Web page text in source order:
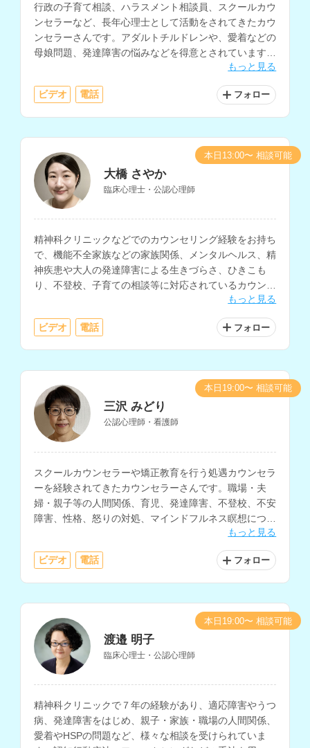
行政の子育て相談、ハラスメント相談員、スクールカウ
ンセラーなど、長年心理士として活動をされてきたカウ
ンセラーさんです。アダルトチルドレンや、愛着などの
母娘問題、発達障害の悩みなどを得意とされています。
講師経験もお持ちで心理学についての知識も深く、様々
もっと見る
ビデオ 電話 フォロー
大橋 さやか
臨床心理士・公認心理師
精神科クリニックなどでのカウンセリング経験をお持ち
で、機能不全家族などの家族関係、メンタルヘルス、精
神疾患や大人の発達障害による生きづらさ、ひきこも
り、不登校、子育ての相談等に対応されているカウンセ
もっと見る
ビデオ 電話 フォロー
本日13:00〜 相談可能
三沢 みどり
公認心理師・看護師
スクールカウンセラーや矯正教育を行う処遇カウンセラ
ーを経験されてきたカウンセラーさんです。職場・夫
婦・親子等の人間関係、育児、発達障害、不登校、不安
障害、性格、怒りの対処、マインドフルネス瞑想につい
ての相談も得意とされ、精神科等の看護師の経験もお持
もっと見る
ビデオ 電話 フォロー
本日19:00〜 相談可能
渡邉 明子
臨床心理士・公認心理師
精神科クリニックで７年の経験があり、適応障害やうつ
病、発達障害をはじめ、親子・家族・職場の人間関係、
愛着やHSPの問題など、様々な相談を受けられていま
本日19:00〜 相談可能